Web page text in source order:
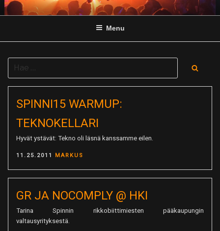
Skip
to
Menu
Search
for:
SPINNI15 WARMUP:
TEKNOKELLARI
Hyvät ystävät: Tekno oli läsnä kanssamme eilen.
POSTED
11.25.2011 MARKUS
GR JA NOCOMPLY @ HKI
Tarina Spinnin rikkobiittimiesten pääkaupungin
valtausyrityksestä.